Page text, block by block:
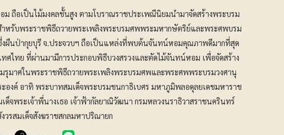
ถือเป็นไม้มงคลชั้นสูง ตามโบราณราชประเพณีนิยมนำมาจัดสร้างพระบรม
ำหรับพระราชพิธีถวายพระเพลิงพระบรมศพพระมหากษัตริย์และพระศพบรม
งผืนป่ากุยบุรี จ.ประจวบฯ ถือเป็นแหล่งที่พบต้นจันทน์หอมคุณภาพดีมากที่สุด
ศไทย ที่ผ่านมามีการประกอบพิธีบวงสรวงและตัดไม้จันทน์หอม เพื่อจัดสร้าง
รุมาศในพระราชพิธีถวายพระเพลิงพระบรมศพและพระศพพระบรมวงศานุ
องค์ อาทิ พระบาทสมเด็จพระบรมชนกาธิเบศร มหาภูมิพลอดุลยเดชมหาราช
ด็จพระเจ้าพี่นางเธอ เจ้าฟ้ากัลยาณิวัฒนา กรมหลวงนราธิวาสราชนครินทร์
วรสมเด็จสังฆราชสกลมหาปริณายก